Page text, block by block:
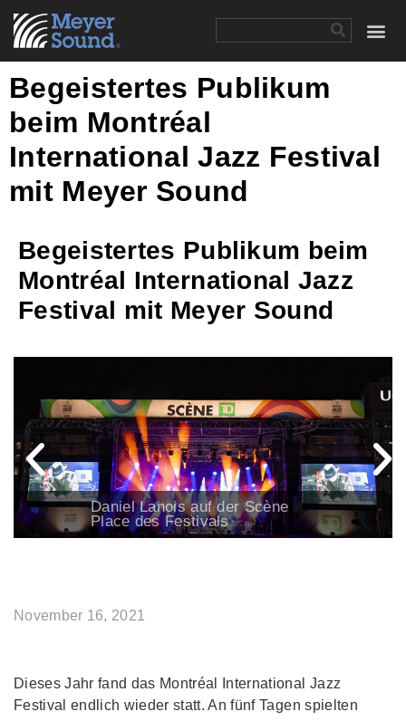
Begeistertes Publikum
beim Montréal
International Jazz Festival
mit Meyer Sound
Begeistertes Publikum beim
Montréal International Jazz
Festival mit Meyer Sound
Daniel Lanois auf der Scène
Place des Festivals
November 16, 2021
Dieses Jahr fand das Montréal International Jazz
Festival endlich wieder statt. An fünf Tagen spielten